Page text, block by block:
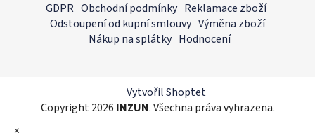
d
a
c
r
v
GDPR Obchodní podmínky Reklamace zboží
Odstoupení od kupní smlouvy Výměna zboží
Nákup na splátky Hodnocení
Vytvořil Shoptet
Copyright 2026 INZUN. Všechna práva vyhrazena.
×